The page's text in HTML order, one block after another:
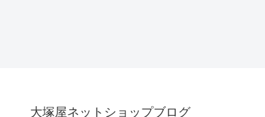
大塚屋ネットショップブログ